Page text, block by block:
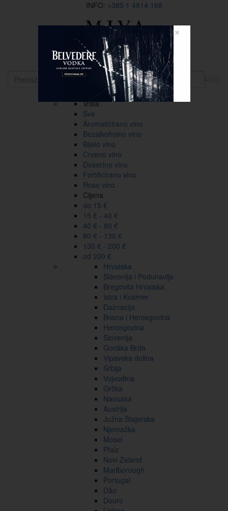
INFO: +385 1 4814 168
EN
Vrsta
Sve
Aromatizirano vino
Bezalkoholno vino
Bijelo vino
Crveno vino
Desertno vino
Fortificirano vino
Rose vino
Cijena
do 15 €
15 € - 40 €
40 € - 80 €
80 € - 130 €
130 € - 200 €
od 200 €
Hrvatska
Slavonija i Podunavlje
Bregovita Hrvatska
Istra i Kvarner
Dalmacija
Bosna i Hercegovina
Hercegovina
Slovenija
Goriška Brda
Vipavska dolina
Srbija
Vojvodina
Grčka
Naoussa
Austrija
Južna Štajerska
Njemačka
Mosel
Pfalz
Novi Zeland
Marlborough
Portugal
Dão
Douro
×